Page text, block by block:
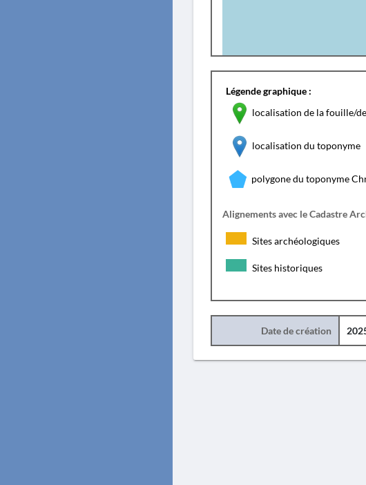
Légende graphique :
localisation de la fouille/
localisation du toponyme
polygone du toponyme
Alignements avec le Cadastre
Sites archéologiques
Sites historiques
Date de création